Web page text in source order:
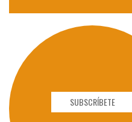
SUBSCRÍBETE